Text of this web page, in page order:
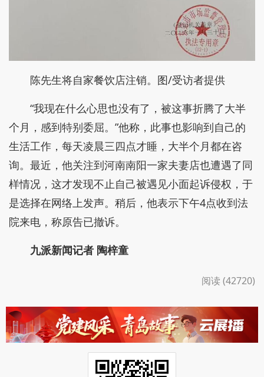
陈先生将自家餐饮店注销。图/受访者提供
“我现在什么心思也没有了，被这事折腾了大半
个月，感到特别委屈。”他称，此事也影响到自己的
生活工作，每天凌晨三四点才睡，大半个月都在咨
询。最近，他关注到河南南阳一家夫妻店也遭遇了同
样情况，这才发现不止自己被遇见小面起诉侵权，于
是选择在网络上发声。稍后，他表示下午4点收到法
院来电，称原告已撤诉。
九派新闻记者 陶梓童
阅读 (42720)